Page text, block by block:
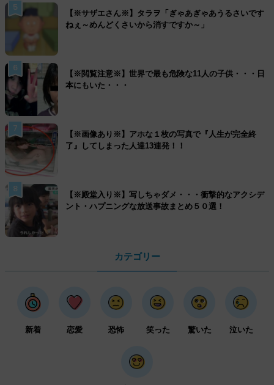
5
【※サザエさん※】タラヲ「ぎゃあぎゃあうるさいです
ねぇ～めんどくさいから消すですか～」
6
【※閲覧注意※】世界で最も危険な11人の子供・・・日
本にもいた・・・
7
【※画像あり※】アホな１枚の写真で『人生が完全終
了』してしまった人達13連発！！
8
【※殿堂入り※】写しちゃダメ・・・衝撃的なアクシデ
ント・ハプニングな放送事故まとめ５０選！
カテゴリー
新着 恋愛 恐怖 笑った 驚いた 泣いた